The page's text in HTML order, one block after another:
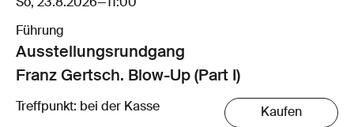
So, 23.8.2026—11:00
Führung
Ausstellungsrund­gang
Franz Gertsch. Blow-Up (Part I)
Treffpunkt: bei der Kasse Kaufen